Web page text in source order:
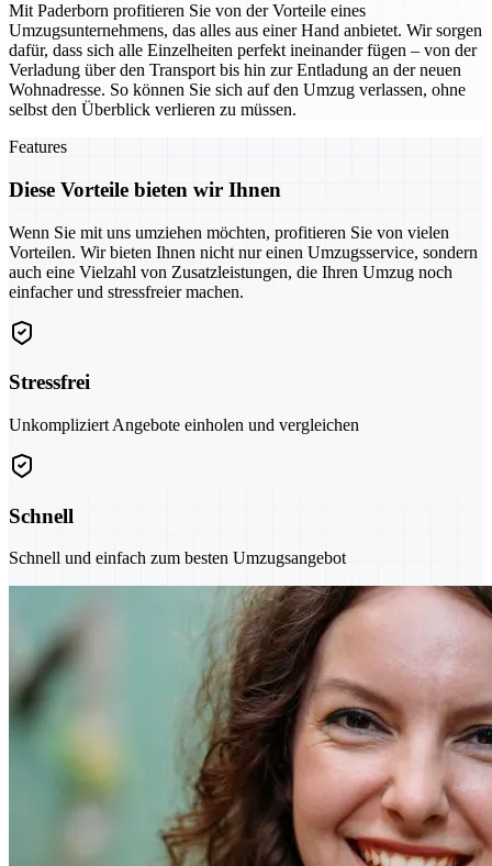
Mit Paderborn profitieren Sie von der Vorteile eines
Umzugsunternehmens, das alles aus einer Hand anbietet. Wir sorgen
dafür, dass sich alle Einzelheiten perfekt ineinander fügen – von der
Verladung über den Transport bis hin zur Entladung an der neuen
Wohnadresse. So können Sie sich auf den Umzug verlassen, ohne
selbst den Überblick verlieren zu müssen.
Features
Diese Vorteile bieten wir Ihnen
Wenn Sie mit uns umziehen möchten, profitieren Sie von vielen
Vorteilen. Wir bieten Ihnen nicht nur einen Umzugsservice, sondern
auch eine Vielzahl von Zusatzleistungen, die Ihren Umzug noch
einfacher und stressfreier machen.
Stressfrei
Unkompliziert Angebote einholen und vergleichen
Schnell
Schnell und einfach zum besten Umzugsangebot